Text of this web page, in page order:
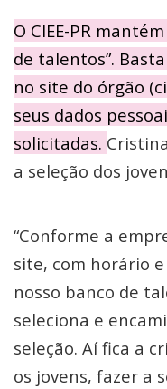
O CIEE-PR
de talentos”.
no site do órgão
seus dados
solicitadas.
a seleção dos
“Conforme a
site, com horário
nosso banco de
seleciona e
seleção. Aí fica a
os jovens, fazer a